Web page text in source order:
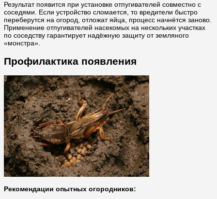
Результат появится при установке отпугивателей совместно с
соседями. Если устройство сломается, то вредители быстро
переберутся на огород, отложат яйца, процесс начнётся заново.
Применение отпугивателей насекомых на нескольких участках
по соседству гарантирует надёжную защиту от земляного
«монстра».
Профилактика появления
Рекомендации опытных огородников: